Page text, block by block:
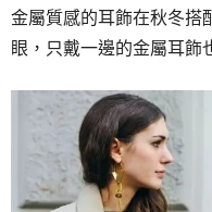
金屬質感的耳飾在秋冬搭
眼，只戴一邊的金屬耳飾